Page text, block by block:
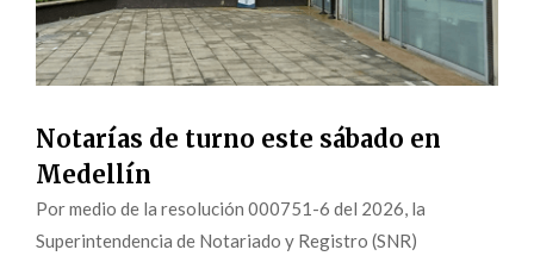
Notarías de turno este sábado en
Medellín
Por medio de la resolución 000751-6 del 2026, la
Superintendencia de Notariado y Registro (SNR)